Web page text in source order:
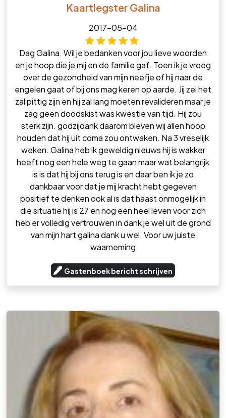
Kaartlegster Galina
2017-05-04
Dag Galina. Wil je bedanken voor jou lieve woorden
en je hoop die je mij en de familie gaf. Toen ik je vroeg
over de gezondheid van mijn neefje of hij naar de
engelen gaat of bij ons mag keren op aarde. Jij zei het
zal pittig zijn en hij zal lang moeten revalideren maar je
zag geen doodskist was kwestie van tijd. Hij zou
sterk zijn. godzijdank daarom bleven wij allen hoop
houden dat hij uit coma zou ontwaken. Na 3 vreselijk
weken. Galina heb ik geweldig nieuws hij is wakker
heeft nog een hele weg te gaan maar wat belangrijk
is is dat hij bij ons terug is en daar ben ik je zo
dankbaar voor dat je mij kracht hebt gegeven
positief te denken ook al is dat haast onmogelijk in
die situatie hij is 27 en nog een heel leven voor zich
heb er volledig vertrouwen in dank je wel uit de grond
van mijn hart galina dank u wel. Voor uw juiste
waarneming
Gastenboek bericht schrijven